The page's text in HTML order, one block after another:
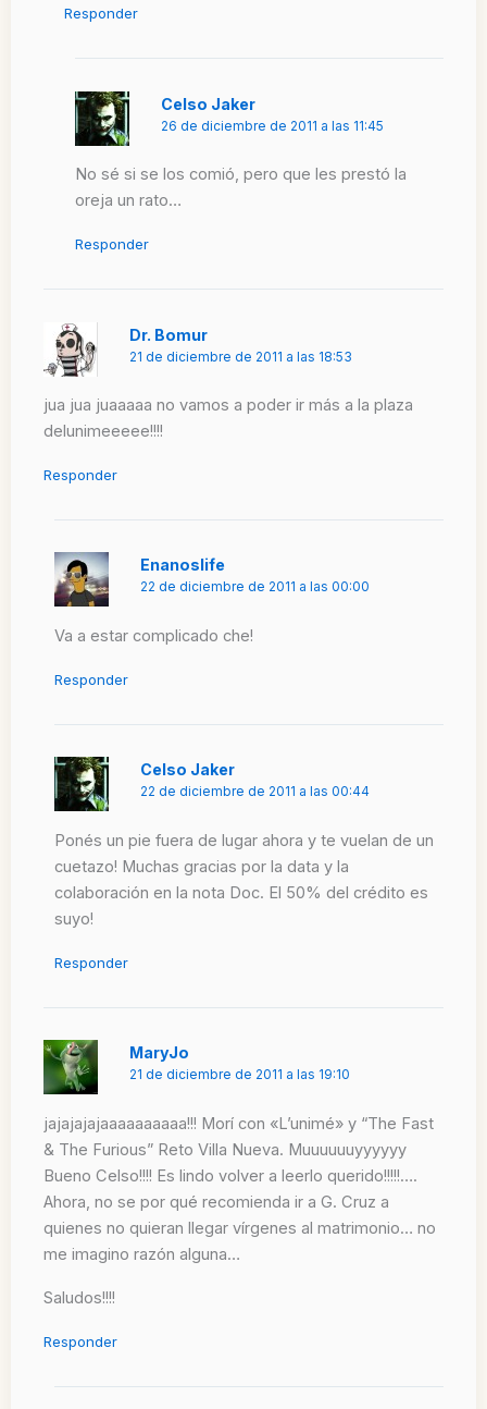
Responder
Celso Jaker
26 de diciembre de 2011 a las 11:45
No sé si se los comió, pero que les prestó la
oreja un rato…
Responder
Dr. Bomur
21 de diciembre de 2011 a las 18:53
jua jua juaaaaa no vamos a poder ir más a la plaza
delunimeeeee!!!!
Responder
Enanoslife
22 de diciembre de 2011 a las 00:00
Va a estar complicado che!
Responder
Celso Jaker
22 de diciembre de 2011 a las 00:44
Ponés un pie fuera de lugar ahora y te vuelan de un
cuetazo! Muchas gracias por la data y la
colaboración en la nota Doc. El 50% del crédito es
suyo!
Responder
MaryJo
21 de diciembre de 2011 a las 19:10
jajajajajaaaaaaaaaa!!! Morí con «L’unimé» y “The Fast
& The Furious” Reto Villa Nueva. Muuuuuuyyyyyy
Bueno Celso!!!! Es lindo volver a leerlo querido!!!!!….
Ahora, no se por qué recomienda ir a G. Cruz a
quienes no quieran llegar vírgenes al matrimonio… no
me imagino razón alguna…
Saludos!!!!
Responder